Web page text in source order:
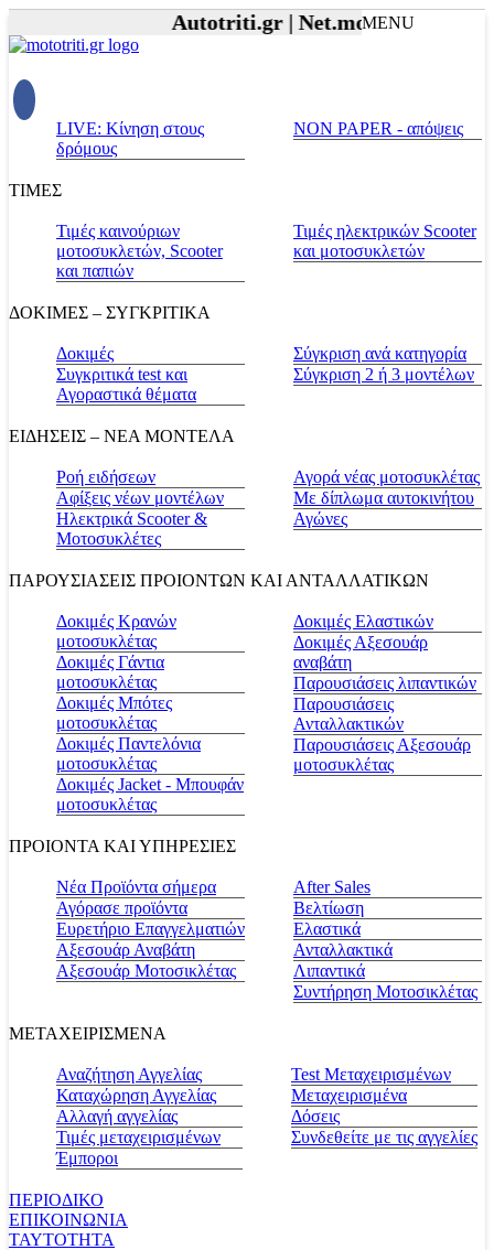
Autotriti.gr | Net.mototriti.gr |
MENU
LIVE: Κίνηση στους
δρόμους
NON PAPER - απόψεις
ΤΙΜΕΣ
Τιμές καινούριων
μοτοσυκλετών, Scooter
και παπιών
Τιμές ηλεκτρικών Scooter
και μοτοσυκλετών
ΔΟΚΙΜΕΣ – ΣΥΓΚΡΙΤΙΚΑ
Δοκιμές
Συγκριτικά test και
Αγοραστικά θέματα
Σύγκριση ανά κατηγορία
Σύγκριση 2 ή 3 μοντέλων
ΕΙΔΗΣΕΙΣ – ΝΕΑ ΜΟΝΤΕΛΑ
Ροή ειδήσεων
Αφίξεις νέων μοντέλων
Ηλεκτρικά Scooter &
Μοτοσυκλέτες
Αγορά νέας μοτοσυκλέτας
Με δίπλωμα αυτοκινήτου
Αγώνες
ΠΑΡΟΥΣΙΑΣΕΙΣ ΠΡΟΙΟΝΤΩΝ ΚΑΙ ΑΝΤΑΛΛΑΤΙΚΩΝ
Δοκιμές Κρανών
μοτοσυκλέτας
Δοκιμές Γάντια
μοτοσυκλέτας
Δοκιμές Μπότες
μοτοσυκλέτας
Δοκιμές Παντελόνια
μοτοσυκλέτας
Δοκιμές Jacket - Μπουφάν
μοτοσυκλέτας
Δοκιμές Ελαστικών
Δοκιμές Αξεσουάρ
αναβάτη
Παρουσιάσεις λιπαντικών
Παρουσιάσεις
Ανταλλακτικών
Παρουσιάσεις Αξεσουάρ
μοτοσυκλέτας
ΠΡΟΙΟΝΤΑ ΚΑΙ ΥΠΗΡΕΣΙΕΣ
Νέα Προϊόντα σήμερα
Αγόρασε προϊόντα
Ευρετήριο Επαγγελματιών
Αξεσουάρ Αναβάτη
Αξεσουάρ Μοτοσικλέτας
Αfter Sales
Βελτίωση
Ελαστικά
Ανταλλακτικά
Λιπαντικά
Συντήρηση Μοτοσικλέτας
ΜΕΤΑΧΕΙΡΙΣΜΕΝΑ
Αναζήτηση Αγγελίας
Καταχώρηση Αγγελίας
Αλλαγή αγγελίας
Τιμές μεταχειρισμένων
Έμποροι
Test Μεταχειρισμένων
Μεταχειρισμένα
Δόσεις
Συνδεθείτε με τις αγγελίες
ΠΕΡΙΟΔΙΚΟ
ΕΠΙΚΟΙΝΩΝΙΑ
ΤΑΥΤΟΤΗΤΑ